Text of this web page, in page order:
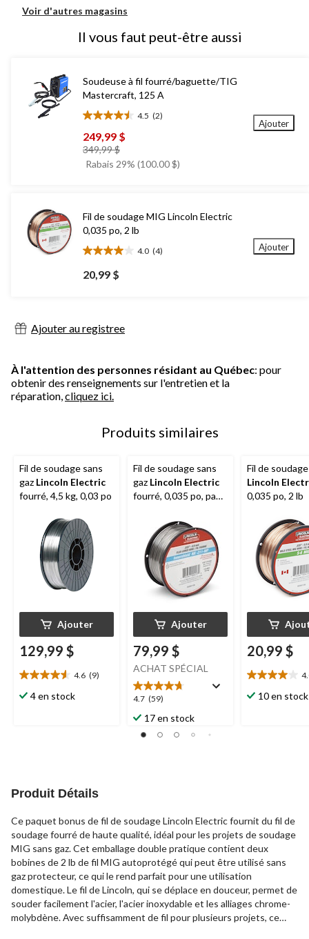
Voir d'autres magasins
Il vous faut peut-être aussi
Soudeuse à fil fourré/baguette/TIG
Mastercraft, 125 A
4.5 (2)
4.5
étoile(s)
sur
5.
249,99 $
349,99 $prix
était
Rabais 29% (100.00 $)
Ajouter
Fil de soudage MIG Lincoln Electric
0,035 po, 2 lb
4.0 (4)
4.0
étoile(s)
sur
évaluations
20,99 $
Ajouter
Ajouter au registree
À l'attention des personnes résidant au Québec: pour
obtenir des renseignements sur l'entretien et la
réparation,cliquez ici.
Produits similaires
Fil de soudage sans
gaz Lincoln Electric
fourré, 4,5 kg, 0,03 po
Ajouter
129,99 $
4.6 (9)
4.6
étoile(s)
4 en stock
Fil de soudage sans
gaz Lincoln Electric
fourré, 0,035 po, paq.
Ajouter
79,99 $
ACHAT SPÉCIAL
4.7 (59)
4.7
étoile(s)
sur
5.
17 en stock
Fil de
Lincoln
0,035 po, 2 lb
20,99 $
4.0
étoile(s)
10 en stock
Produit Détails
Ce paquet bonus de fil de soudage Lincoln Electric fournit du fil de
soudage fourré de haute qualité, idéal pour les projets de soudage
MIG sans gaz. Cet emballage double pratique contient deux
bobines de 2 lb de fil MIG autoprotégé qui peut être utilisé sans
gaz protecteur, ce qui le rend parfait pour une utilisation
domestique. Le fil de Lincoln, qui se déplace en douceur, permet de
souder facilement l'acier, l'acier inoxydable et les alliages chrome-
molybdène. Avec suffisamment de fil pour plusieurs projets, ce